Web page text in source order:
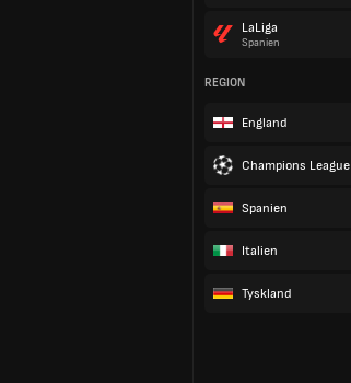
LaLiga
Spanien
REGION
England
Champions League
Spanien
Italien
Tyskland